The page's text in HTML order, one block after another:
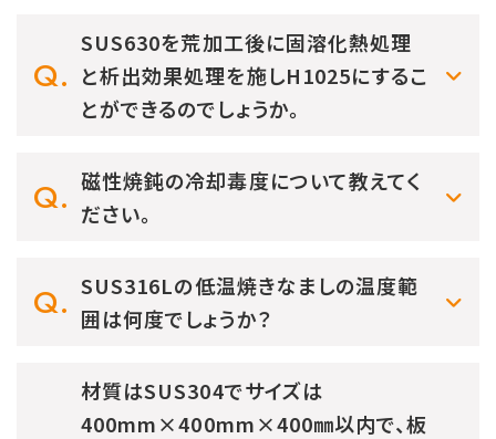
SUS630を荒加工後に固溶化熱処理
と析出効果処理を施しH1025にするこ
とができるのでしょうか。
磁性焼鈍の冷却毒度について教えてく
ださい。
SUS316Lの低温焼きなましの温度範
囲は何度でしょうか？
材質はSUS304でサイズは
400mm×400mm×400㎜以内で、板